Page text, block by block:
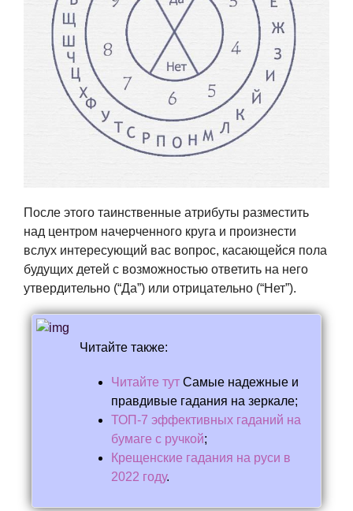
После этого таинственные атрибуты разместить
над центром начерченного круга и произнести
вслух интересующий вас вопрос, касающейся пола
будущих детей с возможностью ответить на него
утвердительно (“Да”) или отрицательно (“Нет”).
Читайте также:
Читайте тут Самые надежные и
правдивые гадания на зеркале;
ТОП-7 эффективных гаданий на
бумаге с ручкой;
Крещенские гадания на руси в
2022 году.